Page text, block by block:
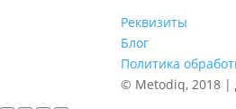
Реквизиты
Блог
Политика
© Metodiq, 2018 |